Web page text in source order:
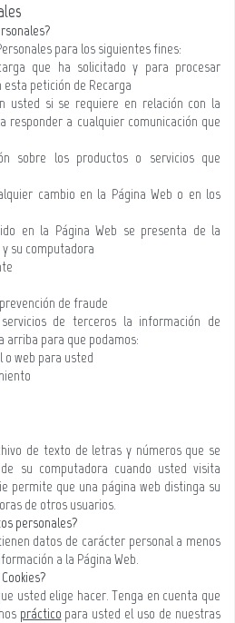
para los siguientes fines:
que ha solicitado y para procesar
petición de Recarga
usted si se requiere en relación con la
responder a cualquier comunicación que
sobre los productos o servicios que
cambio en la Página Web o en los
en la Página Web se presenta de la
su computadora
de fraude
de terceros la información de
arriba para que podamos:
o web para usted
de texto de letras y números que se
su computadora cuando usted visita
permite que una página web distinga su
de otros usuarios.
personales?
datos de carácter personal a menos
a la Página Web.
usted elige hacer. Tenga en cuenta que
práctico para usted el uso de nuestras